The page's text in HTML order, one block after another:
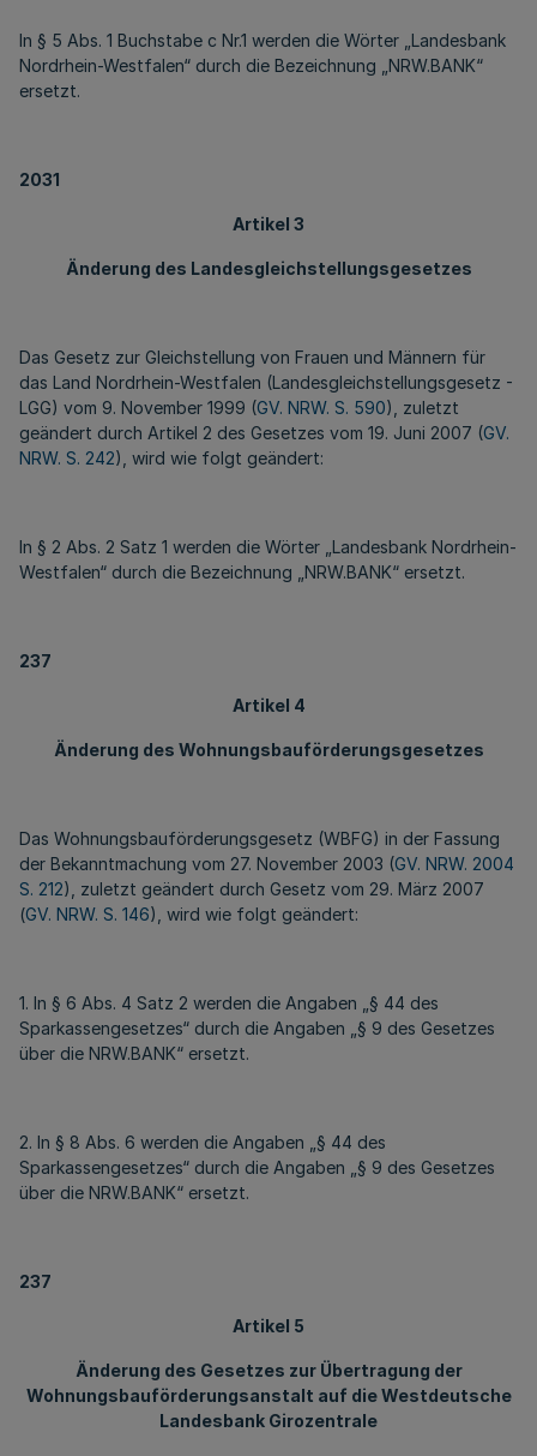
In § 5 Abs. 1 Buchstabe c Nr.1 werden die Wörter „Landesbank
Nordrhein-Westfalen“ durch die Bezeichnung „NRW.BANK“
ersetzt.
2031
Artikel 3
Änderung des Landesgleichstellungsgesetzes
Das Gesetz zur Gleichstellung von Frauen und Männern für
das Land Nordrhein-Westfalen (Landesgleichstellungsgesetz -
LGG) vom 9. November 1999 (GV. NRW. S. 590), zuletzt
geändert durch Artikel 2 des Gesetzes vom 19. Juni 2007 (GV.
NRW. S. 242), wird wie folgt geändert:
In § 2 Abs. 2 Satz 1 werden die Wörter „Landesbank Nordrhein-
Westfalen“ durch die Bezeichnung „NRW.BANK“ ersetzt.
237
Artikel 4
Änderung des Wohnungsbauförderungsgesetzes
Das Wohnungsbauförderungsgesetz (WBFG) in der Fassung
der Bekanntmachung vom 27. November 2003 (GV. NRW. 2004
S. 212), zuletzt geändert durch Gesetz vom 29. März 2007
(GV. NRW. S. 146), wird wie folgt geändert:
1. In § 6 Abs. 4 Satz 2 werden die Angaben „§ 44 des
Sparkassengesetzes“ durch die Angaben „§ 9 des Gesetzes
über die NRW.BANK“ ersetzt.
2. In § 8 Abs. 6 werden die Angaben „§ 44 des
Sparkassengesetzes“ durch die Angaben „§ 9 des Gesetzes
über die NRW.BANK“ ersetzt.
237
Artikel 5
Änderung des Gesetzes zur Übertragung der
Wohnungsbauförderungsanstalt auf die Westdeutsche
Landesbank Girozentrale